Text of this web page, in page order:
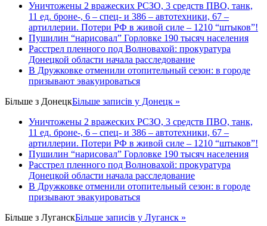
Уничтожены 2 вражеских РСЗО, 3 средств ПВО, танк,
11 ед. броне-, 6 – спец- и 386 – автотехники, 67 –
артиллерии. Потери РФ в живой силе – 1210 “штыков”!
Пушилин “нарисовал” Горловке 190 тысяч населения
Расстрел пленного под Волновахой: прокуратура
Донецкой области начала расследование
В Дружковке отменили отопительный сезон: в городе
призывают эвакуироваться
Більше з ДонецкБільше записів у Донецк »
Уничтожены 2 вражеских РСЗО, 3 средств ПВО, танк,
11 ед. броне-, 6 – спец- и 386 – автотехники, 67 –
артиллерии. Потери РФ в живой силе – 1210 “штыков”!
Пушилин “нарисовал” Горловке 190 тысяч населения
Расстрел пленного под Волновахой: прокуратура
Донецкой области начала расследование
В Дружковке отменили отопительный сезон: в городе
призывают эвакуироваться
Більше з ЛуганскБільше записів у Луганск »